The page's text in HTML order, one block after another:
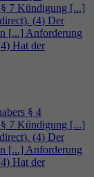
7 Kündigung [...]
(4) Der
[...] Anforderung
4) Hat der
§ 4
7 Kündigung [...]
(4) Der
[...] Anforderung
4) Hat der